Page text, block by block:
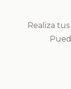
Realiza